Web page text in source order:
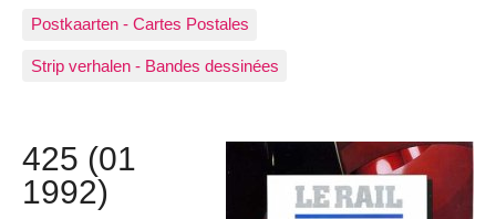
Postkaarten - Cartes Postales
Strip verhalen - Bandes dessinées
425 (01
1992)